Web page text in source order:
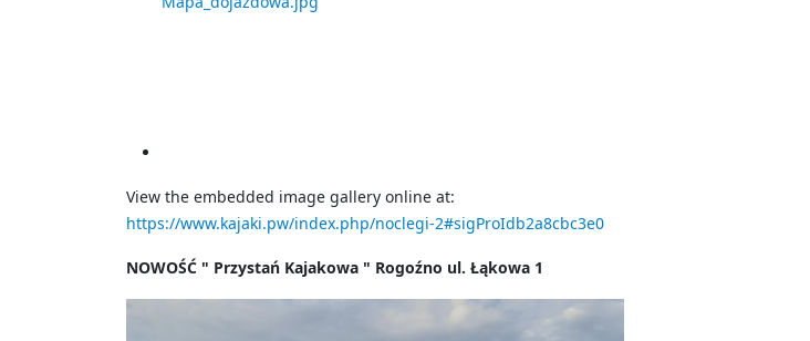
View the embedded image gallery online at:
https://www.kajaki.pw/index.php/noclegi-2#sigProIdb2a8cbc3e0
NOWOŚĆ " Przystań Kajakowa " Rogoźno ul. Łąkowa 1